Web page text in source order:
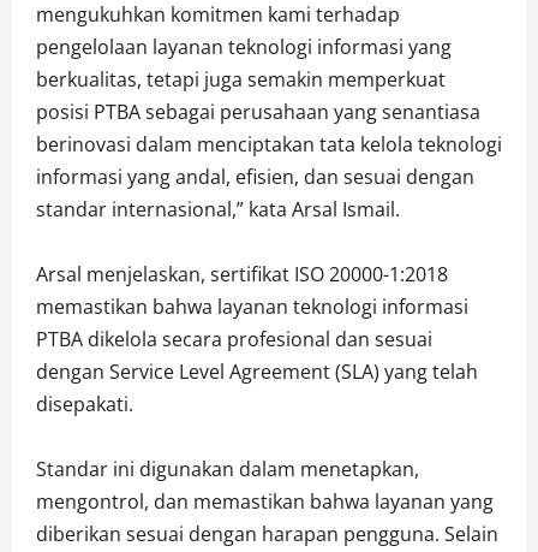
mengukuhkan komitmen kami terhadap
pengelolaan layanan teknologi informasi yang
berkualitas, tetapi juga semakin memperkuat
posisi PTBA sebagai perusahaan yang senantiasa
berinovasi dalam menciptakan tata kelola teknologi
informasi yang andal, efisien, dan sesuai dengan
standar internasional,” kata Arsal Ismail.
Arsal menjelaskan, sertifikat ISO 20000-1:2018
memastikan bahwa layanan teknologi informasi
PTBA dikelola secara profesional dan sesuai
dengan Service Level Agreement (SLA) yang telah
disepakati.
Standar ini digunakan dalam menetapkan,
mengontrol, dan memastikan bahwa layanan yang
diberikan sesuai dengan harapan pengguna. Selain